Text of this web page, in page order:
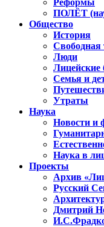
Реформы
ПОЛЁТ
Общество
История
Свободная
Люди
Лицейские
Семья и
Утраты
Наука
Новости и
Наука в
Проекты
Архив
Русский
Дмитрий